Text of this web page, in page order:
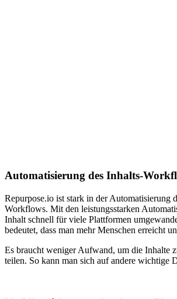
Automatisierung des Inhalts-
Repurpose.io ist stark in der Automatisierung
Workflows. Mit den leistungsstarken
Inhalt schnell für viele Plattformen
bedeutet, dass man mehr Menschen erreicht
Es braucht weniger Aufwand, um die Inhalte
teilen. So kann man sich auf andere wichtige